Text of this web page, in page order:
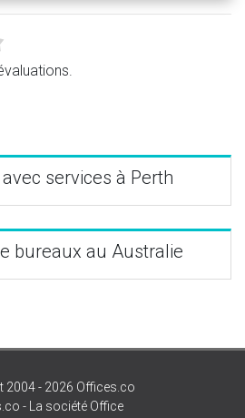
services à Perth
bureaux au Australie
2004 - 2026 Offices.co
- La société Office